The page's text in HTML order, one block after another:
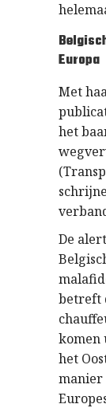
Europa
Met
het
De
betreft
komen
het
manier